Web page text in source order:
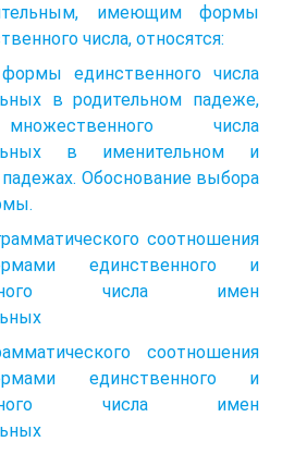
имеющим формы
числа, относятся:
единственного числа
в родительном падеже,
числа
в именительном и
Обоснование выбора
соотношения
единственного и
числа имен
соотношения
единственного и
числа имен